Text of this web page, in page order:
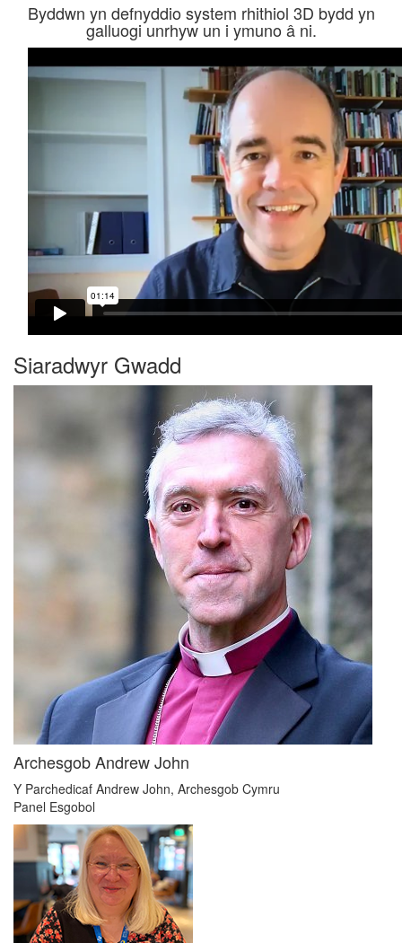
Byddwn yn defnyddio system rhithiol 3D bydd yn
galluogi unrhyw un i ymuno â ni.
Siaradwyr Gwadd
Archesgob Andrew John
Y Parchedicaf Andrew John, Archesgob Cymru
Panel Esgobol